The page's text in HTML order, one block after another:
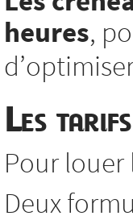
heures,
Les tarifs
Pour
Deux